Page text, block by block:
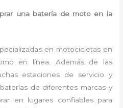
una batería de moto en la
en motocicletas en
en línea. Además de las
estaciones de servicio y
de diferentes marcas y
en lugares confiables para